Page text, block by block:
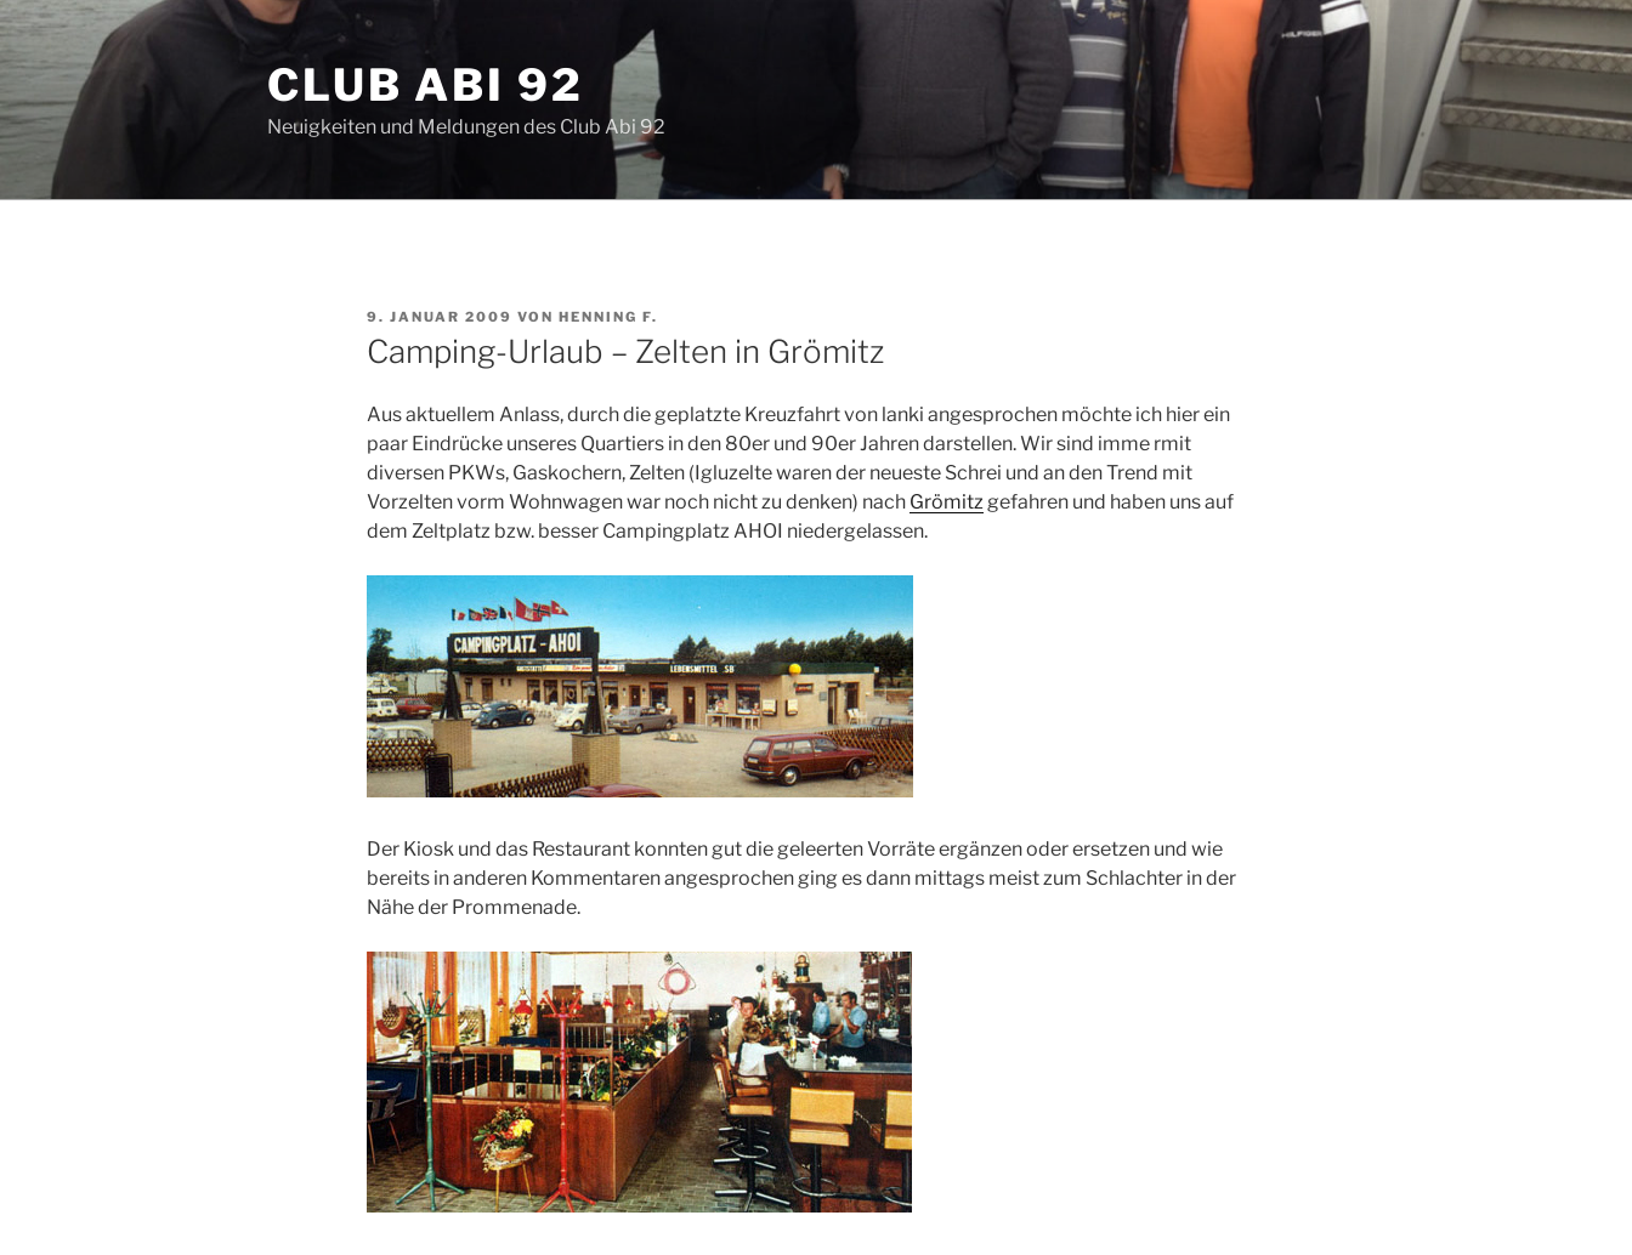
Zum
Inhalt
springen
CLUB ABI 92
Neuigkeiten und Meldungen des Club Abi 92
VERÖFFENTLICHT
AM
9. JANUAR 2009 VON HENNING F.
Camping-Urlaub – Zelten in Grömitz
Aus aktuellem Anlass, durch die geplatzte Kreuzfahrt von lanki angesprochen möchte ich hier ein
paar Eindrücke unseres Quartiers in den 80er und 90er Jahren darstellen. Wir sind imme rmit
diversen PKWs, Gaskochern, Zelten (Igluzelte waren der neueste Schrei und an den Trend mit
Vorzelten vorm Wohnwagen war noch nicht zu denken) nach Grömitzgefahren und haben uns auf
dem Zeltplatz bzw. besser Campingplatz AHOI niedergelassen.
Der Kiosk und das Restaurant konnten gut die geleerten Vorräte ergänzen oder ersetzen und wie
bereits in anderen Kommentaren angesprochen ging es dann mittags meist zum Schlachter in der
Nähe der Prommenade.